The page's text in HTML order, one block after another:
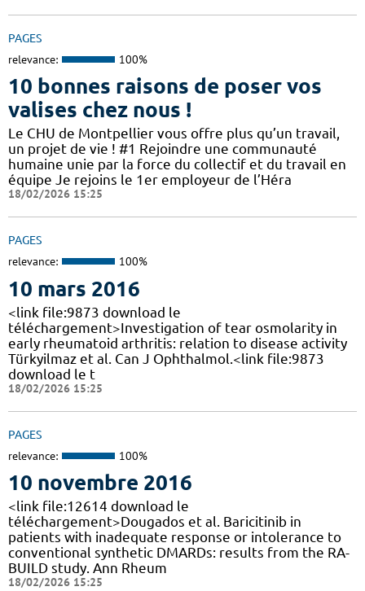
PAGES
relevance: 100%
10 bonnes raisons de poser vos
valises chez nous !
Le CHU de Montpellier vous offre plus qu’un travail,
un projet de vie ! #1 Rejoindre une communauté
humaine unie par la force du collectif et du travail en
équipe Je rejoins le 1er employeur de l’Héra
18/02/2026 15:25
PAGES
relevance: 100%
10 mars 2016
<link file:9873 download le
téléchargement>Investigation of tear osmolarity in
early rheumatoid arthritis: relation to disease activity
Türkyilmaz et al. Can J Ophthalmol.<link file:9873
download le t
18/02/2026 15:25
PAGES
relevance: 100%
10 novembre 2016
<link file:12614 download le
téléchargement>Dougados et al. Baricitinib in
patients with inadequate response or intolerance to
conventional synthetic DMARDs: results from the RA-
BUILD study. Ann Rheum
18/02/2026 15:25